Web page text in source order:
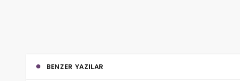
BENZER YAZILAR